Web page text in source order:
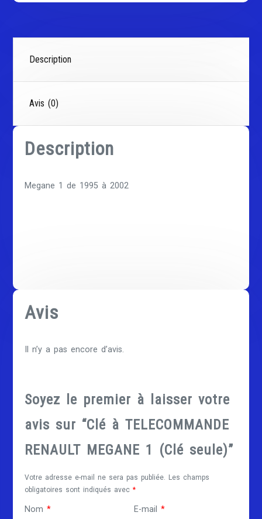
Description
Avis (0)
Description
Megane 1 de 1995 à 2002
Avis
Il n’y a pas encore d’avis.
Soyez le premier à laisser votre
avis sur “Clé à TELECOMMANDE
RENAULT MEGANE 1 (Clé seule)”
Votre adresse e-mail ne sera pas publiée.
Les champs
obligatoires sont indiqués avec*
Nom* E-mail*